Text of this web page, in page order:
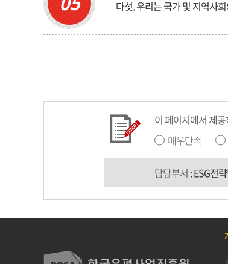
다섯. 우리는 국가 및 지역사
이 페이지에서 제
매우만족
담당부서 : ESG전